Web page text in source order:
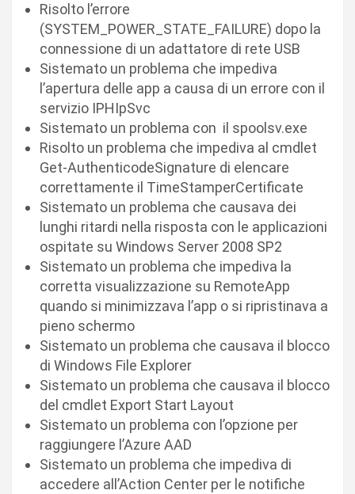
Risolto l’errore
(SYSTEM_POWER_STATE_FAILURE) dopo la
connessione di un adattatore di rete USB
Sistemato un problema che impediva
l’apertura delle app a causa di un errore con il
servizio IPHIpSvc
Sistemato un problema con il spoolsv.exe
Risolto un problema che impediva al cmdlet
Get-AuthenticodeSignature di elencare
correttamente il TimeStamperCertificate
Sistemato un problema che causava dei
lunghi ritardi nella risposta con le applicazioni
ospitate su Windows Server 2008 SP2
Sistemato un problema che impediva la
corretta visualizzazione su RemoteApp
quando si minimizzava l’app o si ripristinava a
pieno schermo
Sistemato un problema che causava il blocco
di Windows File Explorer
Sistemato un problema che causava il blocco
del cmdlet Export Start Layout
Sistemato un problema con l’opzione per
raggiungere l’Azure AAD
Sistemato un problema che impediva di
accedere all’Action Center per le notifiche